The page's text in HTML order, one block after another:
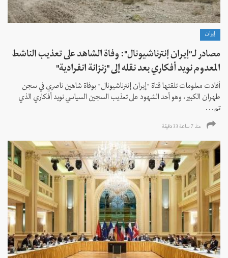
إيران
مصادر لـ"إيران إنترناشيونال": وفاة الشاهد على تعذيب الناشط
المعدوم نويد أفكاري بعد نقله إلى "زنزانة انفرادية"
أفادت معلومات تلقتها قناة "إيران إنترناشيونال" بوفاة شاهين ناصري في سجن
طهران الكبير، وهو أحد الشهود على تعذيب السجين السياسي نويد أفكاري الذي
تم...
منذ 7 ساعة 33 دقیقة